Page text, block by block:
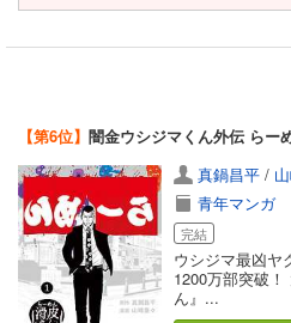
【第6位】 闇金ウシジマくん外伝 らー
真鍋昌平 /
青年マンガ
完結
ウシジマ最凶ヤ
1200万部突破！
ん』...